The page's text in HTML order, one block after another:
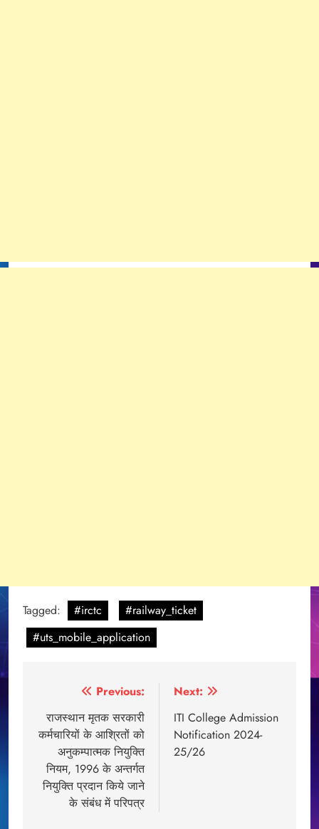
Tagged: #irctc
#railway_ticket
#uts_mobile_application
navigation
Previous:
राजस्थान मृतक सरकारी
कर्मचारियों के आश्रितों को
अनुकम्पात्मक नियुक्ति
नियम, 1996 के अन्तर्गत
नियुक्ति प्रदान किये जाने
के संबंध में परिपत्र
Next:
ITI College Admission
Notification 2024-
25/26